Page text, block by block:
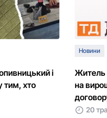
і
тим, хто
Новини
Житель
на
20